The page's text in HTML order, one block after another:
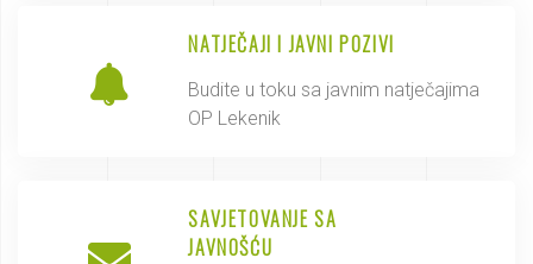
NATJEČAJI I JAVNI POZIVI
Budite u toku sa javnim natječajima
OP Lekenik
SAVJETOVANJE SA
JAVNOŠĆU